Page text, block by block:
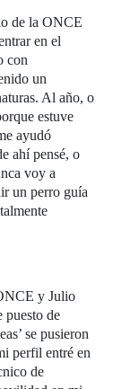
de la ONCE
en el
con
un
Al año, o
estuve
ayudó
ahí pensé, o
voy a
un perro guía
y Julio
puesto de
se pusieron
perfil entré en
de